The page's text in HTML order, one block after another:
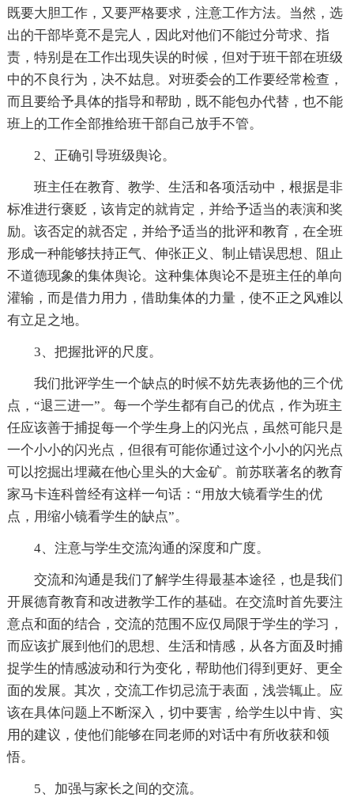
既要大胆工作，又要严格要求，注意工作方法。当然，选
出的干部毕竟不是完人，因此对他们不能过分苛求、指
责，特别是在工作出现失误的时候，但对于班干部在班级
中的不良行为，决不姑息。对班委会的工作要经常检查，
而且要给予具体的指导和帮助，既不能包办代替，也不能
班上的工作全部推给班干部自己放手不管。
2、正确引导班级舆论。
班主任在教育、教学、生活和各项活动中，根据是非
标准进行褒贬，该肯定的就肯定，并给予适当的表演和奖
励。该否定的就否定，并给予适当的批评和教育，在全班
形成一种能够扶持正气、伸张正义、制止错误思想、阻止
不道德现象的集体舆论。这种集体舆论不是班主任的单向
灌输，而是借力用力，借助集体的力量，使不正之风难以
有立足之地。
3、把握批评的尺度。
我们批评学生一个缺点的时候不妨先表扬他的三个优
点，“退三进一”。每一个学生都有自己的优点，作为班主
任应该善于捕捉每一个学生身上的闪光点，虽然可能只是
一个小小的闪光点，但很有可能你通过这个小小的闪光点
可以挖掘出埋藏在他心里头的大金矿。前苏联著名的教育
家马卡连科曾经有这样一句话：“用放大镜看学生的优
点，用缩小镜看学生的缺点”。
4、注意与学生交流沟通的深度和广度。
交流和沟通是我们了解学生得最基本途径，也是我们
开展德育教育和改进教学工作的基础。在交流时首先要注
意点和面的结合，交流的范围不应仅局限于学生的学习，
而应该扩展到他们的思想、生活和情感，从各方面及时捕
捉学生的情感波动和行为变化，帮助他们得到更好、更全
面的发展。其次，交流工作切忌流于表面，浅尝辄止。应
该在具体问题上不断深入，切中要害，给学生以中肯、实
用的建议，使他们能够在同老师的对话中有所收获和领
悟。
5、加强与家长之间的交流。